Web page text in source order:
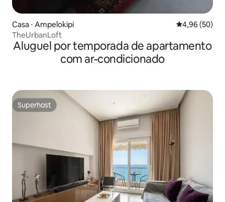
Casa ⋅ Ampelokipi 4,96 de uma
4,96 (50)
TheUrbanLoft
Aluguel por temporada de apartamento
com ar-condicionado
Superhost
Superhost